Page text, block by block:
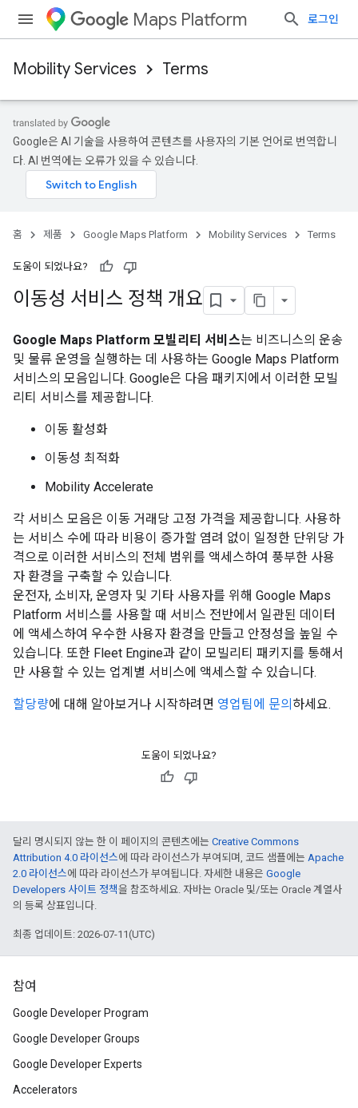
Maps Platform 로그인
Mobility Services Terms
Google은 AI 기술을 사용하여 콘텐츠를 사용자의 기본 언어로 번역합니
다. AI 번역에는 오류가 있을 수 있습니다.
홈 제품 Google Maps Platform Mobility Services Terms
도움이 되었나요?
이동성 서비스 정책 개요
Google Maps Platform 모빌리티 서비스는 비즈니스의 운송
및 물류 운영을 실행하는 데 사용하는 Google Maps Platform
서비스의 모음입니다. Google은 다음 패키지에서 이러한 모빌
리티 서비스를 제공합니다.
이동 활성화
이동성 최적화
Mobility Accelerate
각 서비스 모음은 이동 거래당 고정 가격을 제공합니다. 사용하
는 서비스 수에 따라 비용이 증가할 염려 없이 일정한 단위당 가
격으로 이러한 서비스의 전체 범위를 액세스하여 풍부한 사용
자 환경을 구축할 수 있습니다.
운전자, 소비자, 운영자 및 기타 사용자를 위해 Google Maps
Platform 서비스를 사용할 때 서비스 전반에서 일관된 데이터
에 액세스하여 우수한 사용자 환경을 만들고 안정성을 높일 수
있습니다. 또한 Fleet Engine과 같이 모빌리티 패키지를 통해서
만 사용할 수 있는 업계별 서비스에 액세스할 수 있습니다.
할당량에 대해 알아보거나 시작하려면 영업팀에 문의 하세요.
도움이 되었나요?
달리 명시되지 않는 한 이 페이지의 콘텐츠에는 Creative Commons
Attribution 4.0 라이선스에 따라 라이선스가 부여되며, 코드 샘플에는 Apache
2.0 라이선스에 따라 라이선스가 부여됩니다. 자세한 내용은 Google
Developers 사이트 정책을 참조하세요. 자바는 Oracle 및/또는 Oracle 계열사
의 등록 상표입니다.
최종 업데이트: 2026-07-11(UTC)
참여
Google Developer Program
Google Developer Groups
Google Developer Experts
Accelerators